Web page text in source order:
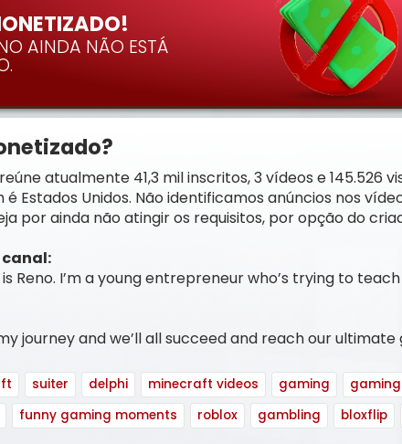
AINDA NÃO ESTÁ
reúne atualmente 41,3 mil inscritos, 3 vídeos e 145.526
é Estados Unidos. Não identificamos anúncios nos
por ainda não atingir os requisitos, por opção do
Reno. I’m a young entrepreneur who’s trying to
journey and we’ll all succeed and reach our ultimate
suiter delphi minecraft videos gaming
funny gaming moments roblox gambling bloxflip